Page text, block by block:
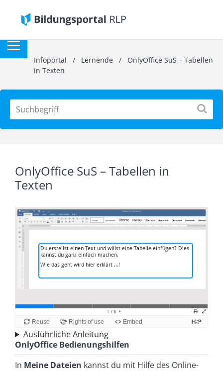
Infoportal / Lernende / OnlyOffice SuS – Tabellen
in Texten
OnlyOffice SuS – Tabellen in
Texten
Ausführliche Anleitung
OnlyOffice Bedienungshilfen
In Meine Dateien kannst du mit Hilfe des Online-